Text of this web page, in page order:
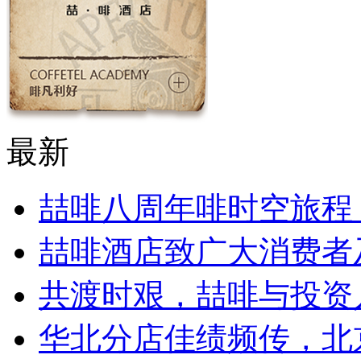
最新
喆啡八周年啡时空旅程
喆啡酒店致广大消费者
共渡时艰，喆啡与投
华北分店佳绩频传，北